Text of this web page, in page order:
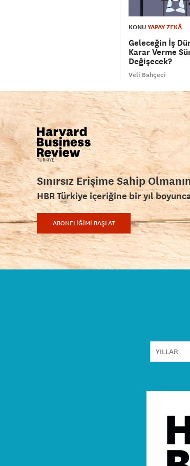
KONUYAPAY ZEKÂ
Geleceğin İş
Karar Verme
Değişecek?
Veli Bahçeci
Sınırsız Erişime Sahip
HBR Türkiye içeriğine bir yıl
ABONELİĞİMİ BAŞLAT